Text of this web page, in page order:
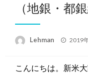
（地銀・都銀
Lehman
投
2019
こんにちは。新米